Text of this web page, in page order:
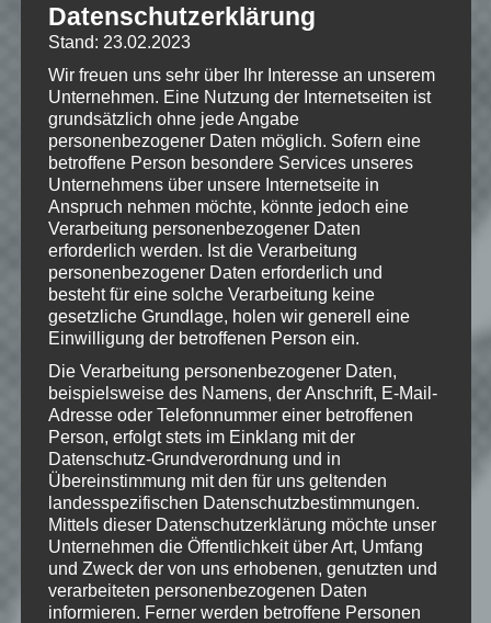
★ Retro-Sonntag ★
Klassiker der Videospielgeschichte
Offizielle
Seite:https://www.kellerkind.org/mehr/retro-
sonntag/
Hinweise
Wenn Dir das Spiel gefällt,
unterstütze bitte die Entwickler und
kaufe Dir das Spiel im Original!
Wie gefällt dir dieser Beitrag?
Klicke hier und lasse
eine Bewertung da!
Datenschutzerklärung
Stand: 23.02.2023
Wir freuen uns sehr über Ihr Interesse an unserem
Unternehmen. Eine Nutzung der Internetseiten ist
grundsätzlich ohne jede Angabe
personenbezogener Daten möglich. Sofern eine
betroffene Person besondere Services unseres
Unternehmens über unsere Internetseite in
Anspruch nehmen möchte, könnte jedoch eine
Verarbeitung personenbezogener Daten
erforderlich werden. Ist die Verarbeitung
personenbezogener Daten erforderlich und
besteht für eine solche Verarbeitung keine
gesetzliche Grundlage, holen wir generell eine
Einwilligung der betroffenen Person ein.
Die Verarbeitung personenbezogener Daten,
beispielsweise des Namens, der Anschrift, E-Mail-
Adresse oder Telefonnummer einer betroffenen
Person, erfolgt stets im Einklang mit der
Datenschutz-Grundverordnung und in
Übereinstimmung mit den für uns geltenden
landesspezifischen Datenschutzbestimmungen.
Mittels dieser Datenschutzerklärung möchte unser
Unternehmen die Öffentlichkeit über Art, Umfang
und Zweck der von uns erhobenen, genutzten und
verarbeiteten personenbezogenen Daten
informieren. Ferner werden betroffene Personen